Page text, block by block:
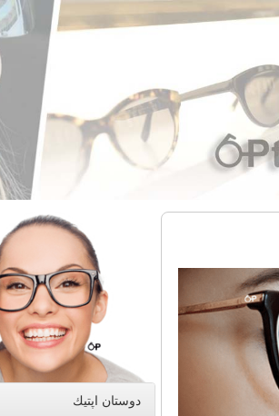
دوستان اپتیك